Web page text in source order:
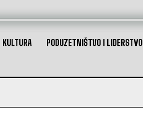
KULTURA PODUZETNIŠTVO I LIDERSTVO